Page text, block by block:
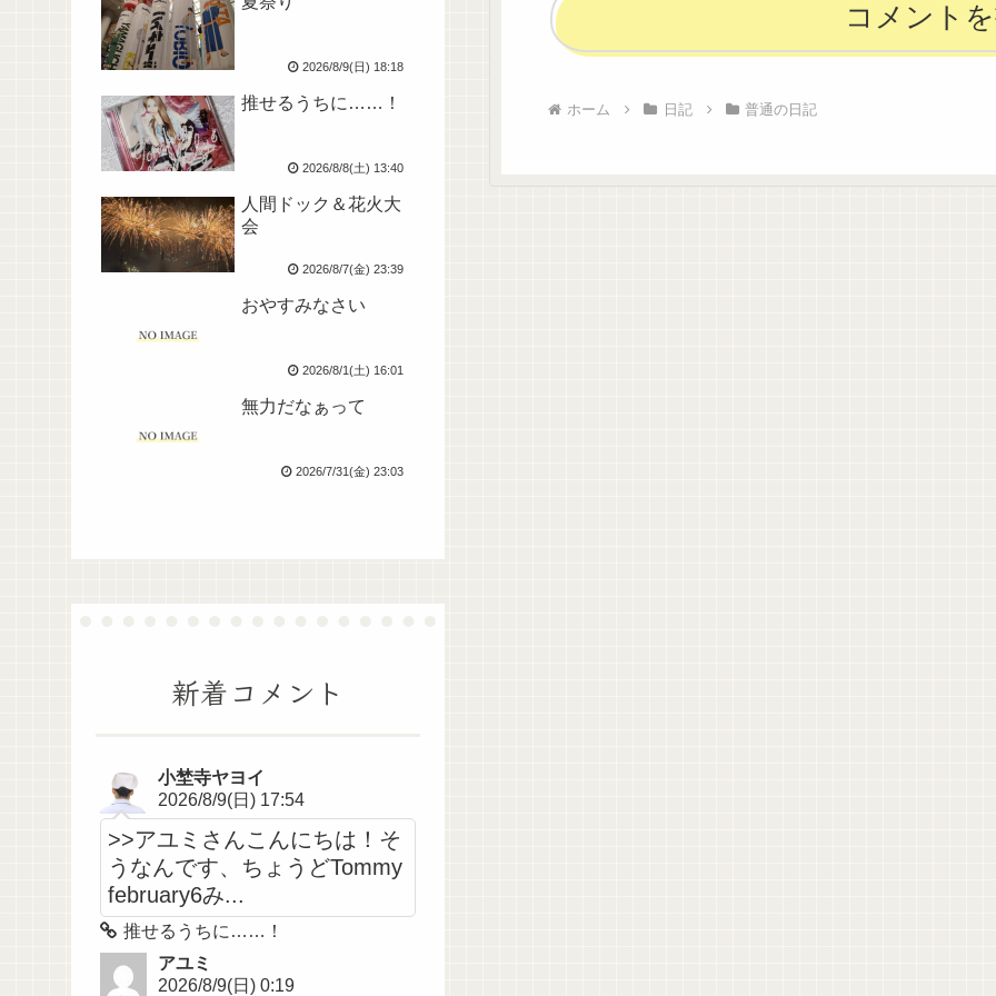
コメント
ホーム 日記 普通の日記
2026/8/9(日) 18:18
推せるうちに……！
2026/8/8(土) 13:40
人間ドック＆花火大
会
2026/8/7(金) 23:39
おやすみなさい
2026/8/1(土) 16:01
無力だなぁって
2026/7/31(金) 23:03
新着コメント
小埜寺ヤヨイ
2026/8/9(日) 17:54
>>アユミさんこんにちは！そ
うなんです、ちょうどTommy
february6み...
推せるうちに……！
アユミ
2026/8/9(日) 0:19